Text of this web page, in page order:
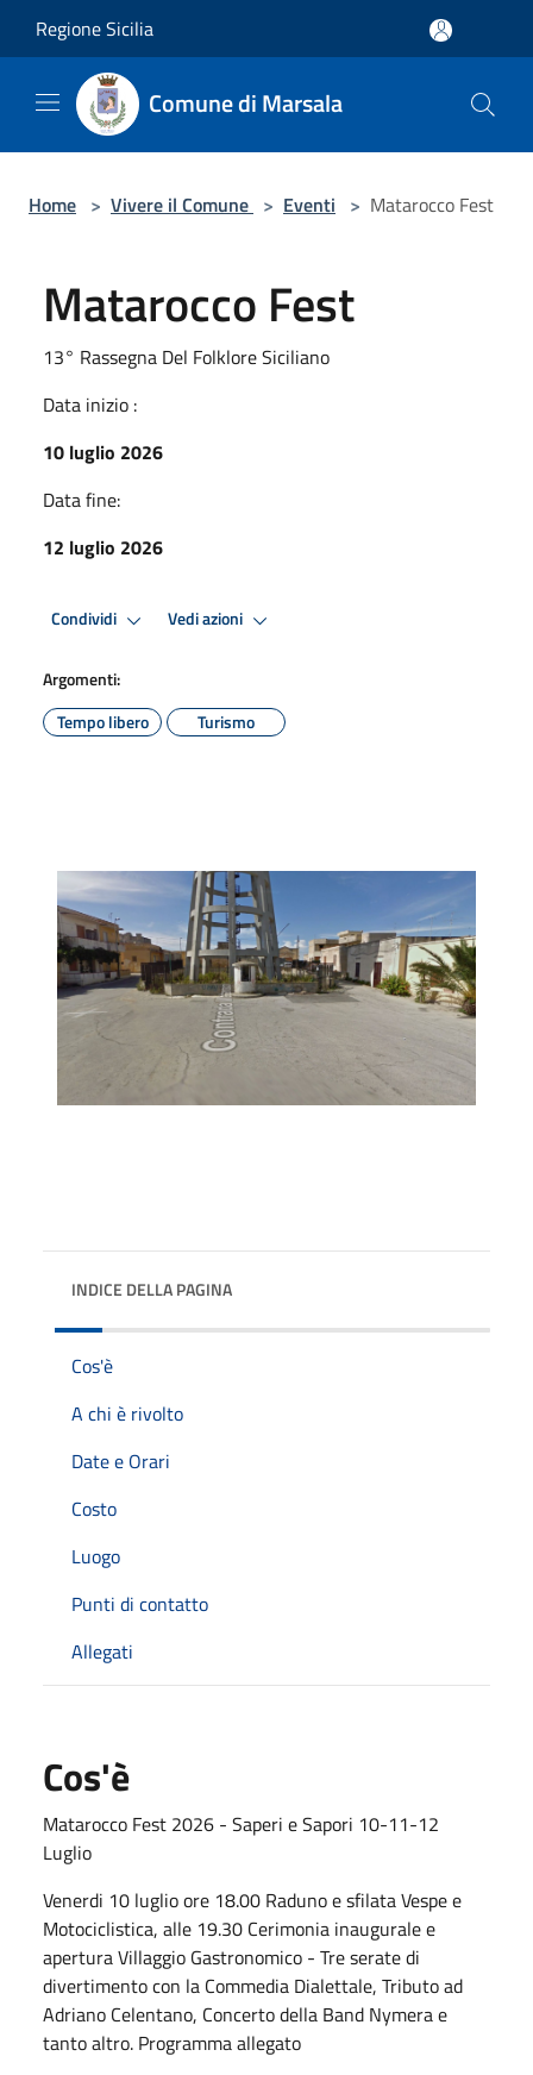
Regione Sicilia
Comune di Marsala
Home > Vivere il Comune > Eventi > Matarocco Fest
Matarocco Fest
13° Rassegna Del Folklore Siciliano
Data inizio :
10 luglio 2026
Data fine:
12 luglio 2026
Condividi Vedi azioni
Argomenti:
Tempo libero
Turismo
INDICE DELLA PAGINA
Cos'è
A chi è rivolto
Date e Orari
Costo
Luogo
Punti di contatto
Allegati
Cos'è
Matarocco Fest 2026 - Saperi e Sapori 10-11-12
Luglio
Venerdi 10 luglio ore 18.00 Raduno e sfilata Vespe e
Motociclistica, alle 19.30 Cerimonia inaugurale e
apertura Villaggio Gastronomico - Tre serate di
divertimento con la Commedia Dialettale, Tributo ad
Adriano Celentano, Concerto della Band Nymera e
tanto altro. Programma allegato